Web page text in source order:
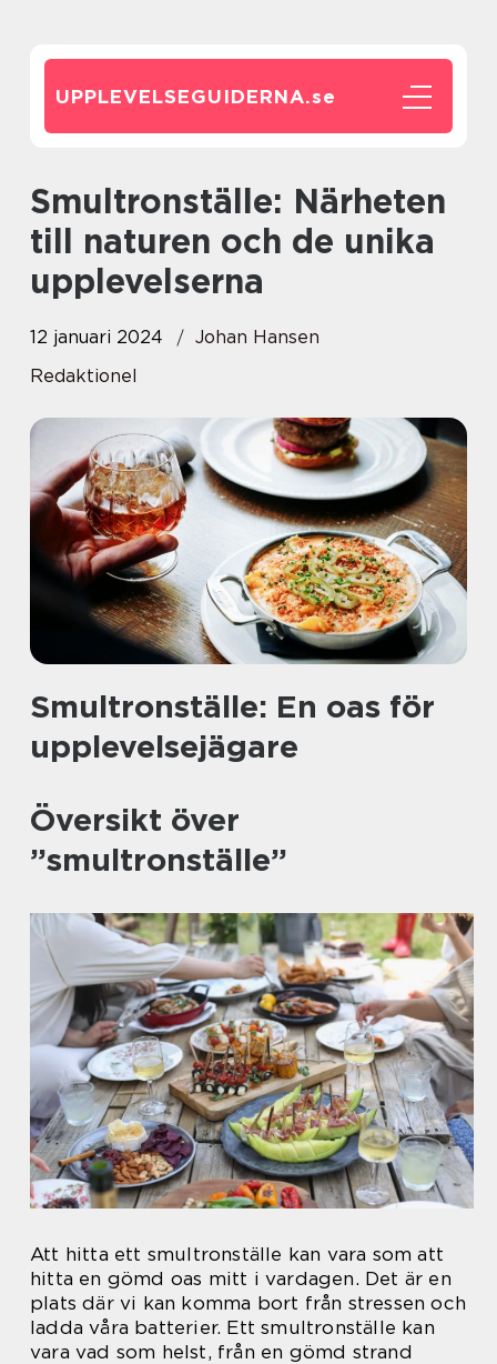
UPPLEVELSEGUIDERNA.se
Smultronställe: Närheten
till naturen och de unika
upplevelserna
12 januari 2024
Johan Hansen
Redaktionel
Smultronställe: En oas för
upplevelsejägare
Översikt över
”smultronställe”
Att hitta ett smultronställe kan vara som att
hitta en gömd oas mitt i vardagen. Det är en
plats där vi kan komma bort från stressen och
ladda våra batterier. Ett smultronställe kan
vara vad som helst, från en gömd strand